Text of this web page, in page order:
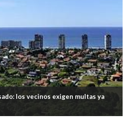
los vecinos exigen multas ya